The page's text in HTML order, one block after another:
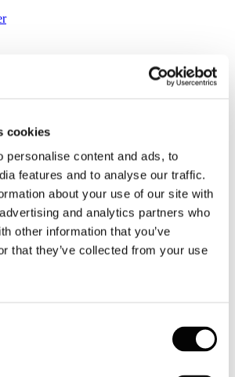
cookies
personalise content and ads, to
features and to analyse our traffic.
about your use of our site with
and analytics partners who
other information that you’ve
that they’ve collected from your use
le presenze nel 2025